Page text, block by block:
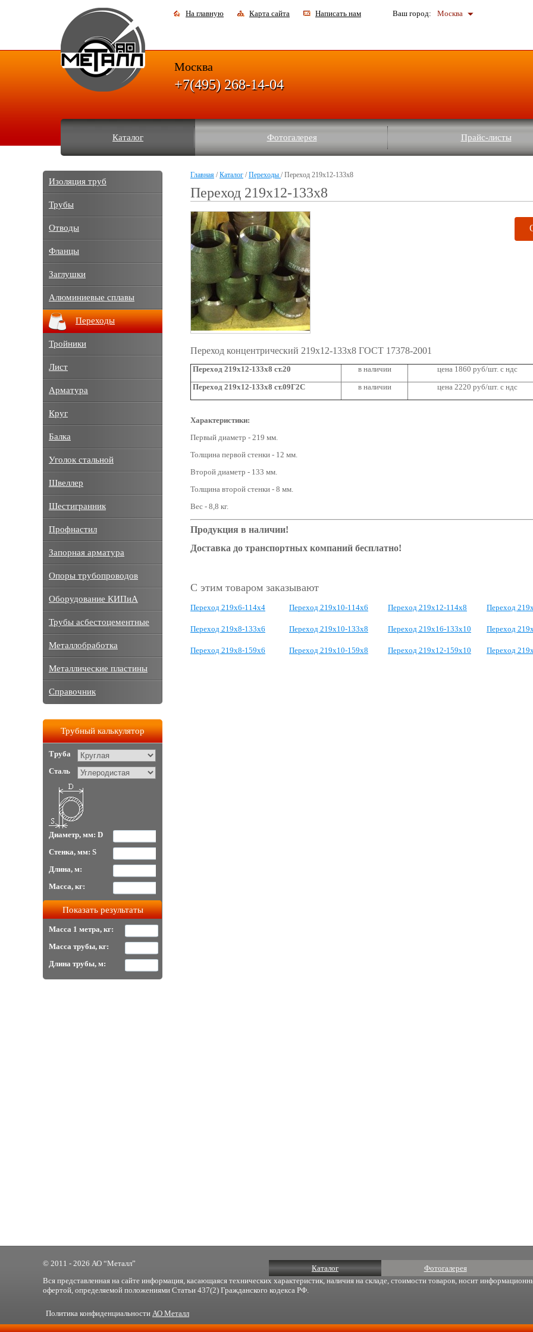
На главную Карта сайта Написать нам Ваш город: Москва
Каталог Фотогалерея Прайс-листы
Москва
+7(495) 268-14-04
Главная /Каталог /Переходы / Переход 219х12-133х8
Переход 219х12-133х8
Переход концентрический 219х12-133х8 ГОСТ 17378-2001
Переход 219х12-133х8 ст.20 в наличии
цена 1860 руб/шт. с ндс
Переход 219х12-133х8 ст.09Г2С
в наличии цена 2220 руб/шт. с ндс
Характеристики:
Первый диаметр - 219 мм.
Толщина первой стенки - 12 мм.
Второй диаметр - 133 мм.
Толщина второй стенки - 8 мм.
Вес - 8,8 кг.
Продукция в наличии!
Доставка до транспортных компаний бесплатно!
С этим товаром заказывают
Переход 219х6-114х4 Переход 219х10-114х6 Переход 219х12-114х8 Переход
Переход 219х8-133х6 Переход 219х10-133х8 Переход 219х16-133х10 Переход
Переход 219х8-159х6 Переход 219х10-159х8 Переход 219х12-159х10 Переход
Изоляция труб
Трубы
Отводы
Фланцы
Заглушки
Алюминиевые сплавы
Переходы
Тройники
Лист
Арматура
Круг
Балка
Уголок стальной
Швеллер
Шестигранник
Профнастил
Запорная арматура
Опоры трубопроводов
Оборудование КИПиА
Трубы асбестоцементные
Металлобработка
Металлические пластины
Справочник
Трубный калькулятор
Труба
Сталь
Диаметр, мм: D
Стенка, мм: S
Длина, м:
Масса, кг:
Масса 1 метра, кг:
Масса трубы, кг:
Длина трубы, м:
Каталог Фотогалерея
© 2011 - 2026 АО “Металл”
Вся представленная на сайте информация, касающаяся технических характеристик, наличия на складе, стоимости товаров, носит
офертой, определяемой положениями Статьи 437(2) Гражданского кодекса РФ.
Политика конфиденциальности АО Металл